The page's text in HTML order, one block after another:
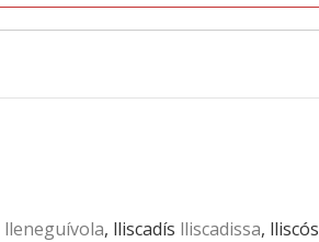
lleneguívola, lliscadís lliscadissa, lliscós